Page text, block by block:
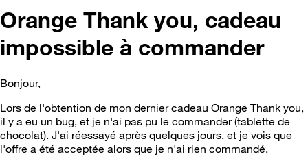
Orange Thank you, cadeau
impossible à commander
Bonjour,
Lors de l'obtention de mon dernier cadeau Orange Thank you,
il y a eu un bug, et je n'ai pas pu le commander (tablette de
chocolat). J'ai réessayé après quelques jours, et je vois que
l'offre a été acceptée alors que je n'ai rien commandé.